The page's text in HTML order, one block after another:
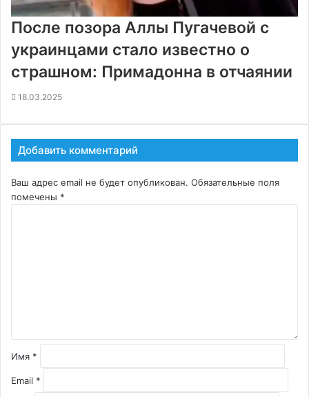
После позора Аллы Пугачевой с
украинцами стало известно о
страшном: Примадонна в отчаянии
18.03.2025
Добавить комментарий
Ваш адрес email не будет опубликован. Обязательные поля
помечены *
и
й
Имя *
Email *